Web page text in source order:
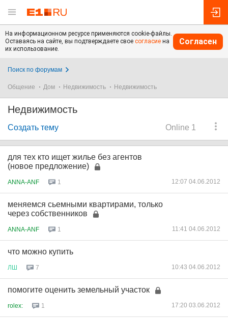
На информационном ресурсе применяются cookie-файлы.
Оставаясь на сайте, вы подтверждаете свое согласие на
их использование.
Согласен
Поиск по форумам
Общение Дом Недвижимость Недвижимость
Недвижимость
Online 1
Создать тему
для тех кто ищет жилье без агентов
(новое предложение)
ANNA-ANF 1 12:07 04.06.2012
меняемся сьемными квартирами, только
через собственников
ANNA-ANF 1 11:41 04.06.2012
что можно купить
ЛШ 7 10:43 04.06.2012
помогите оценить земельный участок
rolex: 1 17:20 03.06.2012